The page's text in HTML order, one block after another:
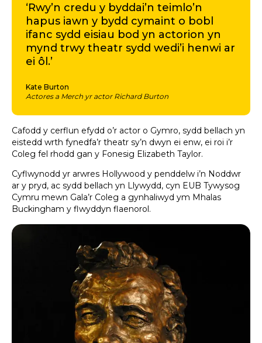
‘Rwy’n credu y byddai’n teimlo’n
hapus iawn y bydd cymaint o bobl
ifanc sydd eisiau bod yn actorion yn
mynd trwy theatr sydd wedi’i henwi ar
ei ôl.’
Kate Burton
Actores a Merch yr actor Richard Burton
Cafodd y cerflun efydd o’r actor o Gymro, sydd bellach yn
eistedd wrth fynedfa’r theatr sy’n dwyn ei enw, ei roi i’r
Coleg fel rhodd gan y Fonesig Elizabeth Taylor.
Cyflwynodd yr arwres Hollywood y penddelw i’n Noddwr
ar y pryd, ac sydd bellach yn Llywydd, cyn EUB Tywysog
Cymru mewn Gala’r Coleg a gynhaliwyd ym Mhalas
Buckingham y flwyddyn flaenorol.